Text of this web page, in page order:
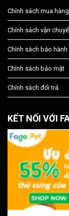
Chính sách mua hàng
Chính sách vận
Chính sách bảo hành
Chính sách bảo mật
Chính sách đổi trả
KẾT NỐI VỚI